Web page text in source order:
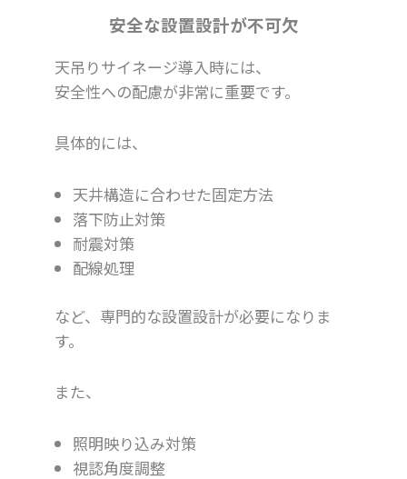
安全な設置設計が不可欠
天吊りサイネージ導入時には、
安全性への配慮が非常に重要です。
具体的には、
天井構造に合わせた固定方法
落下防止対策
耐震対策
配線処理
など、専門的な設置設計が必要になりま
す。
また、
照明映り込み対策
視認角度調整